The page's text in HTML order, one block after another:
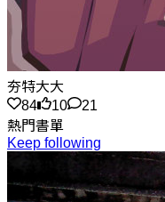
夯特大大
84
10
21
熱門書單
Keep following